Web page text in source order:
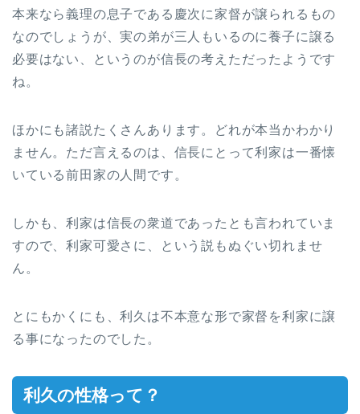
本来なら義理の息子である慶次に家督が譲られるもの
なのでしょうが、実の弟が三人もいるのに養子に譲る
必要はない、というのが信長の考えただったようです
ね。
ほかにも諸説たくさんあります。どれが本当かわかり
ません。ただ言えるのは、信長にとって利家は一番懐
いている前田家の人間です。
しかも、利家は信長の衆道であったとも言われていま
すので、利家可愛さに、という説もぬぐい切れませ
ん。
とにもかくにも、利久は不本意な形で家督を利家に譲
る事になったのでした。
利久の性格って？